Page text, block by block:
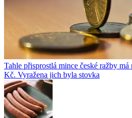
Tahle přisprostlá mince české ražby
Kč. Vyražena jich byla stovka